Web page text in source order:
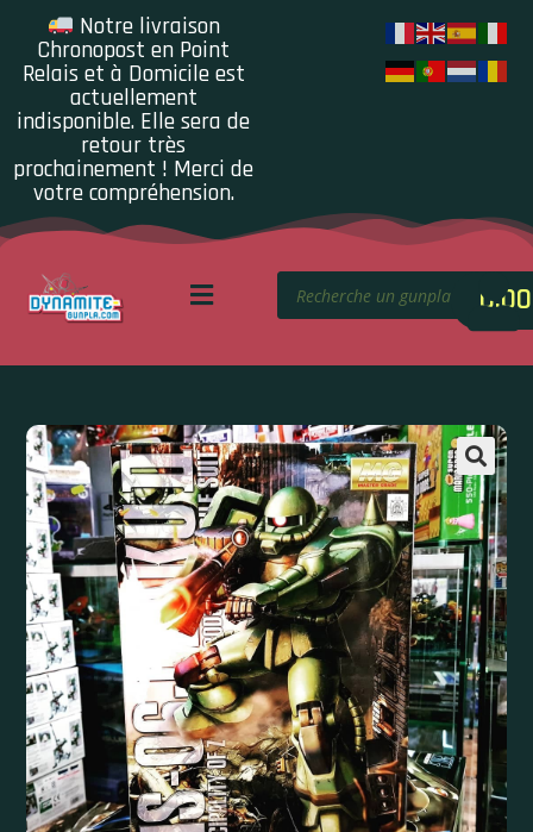
Notre livraison
Chronopost en Point
Relais et à Domicile est
actuellement
indisponible. Elle sera de
retour très
prochainement ! Merci de
votre compréhension.
0.00